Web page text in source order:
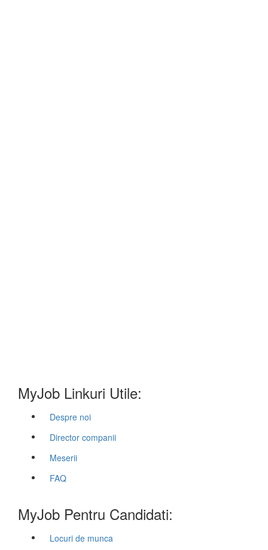
MyJob Linkuri Utile:
Despre noi
Director companii
Meserii
FAQ
MyJob Pentru Candidati:
Locuri de munca